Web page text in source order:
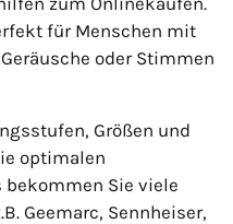
für Menschen mit
oder Stimmen
Größen und
optimalen
Sie viele
Geemarc, Sennheiser,